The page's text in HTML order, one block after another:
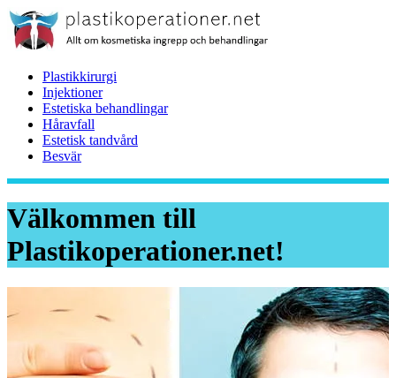
Plastikkirurgi
Injektioner
Estetiska behandlingar
Håravfall
Estetisk tandvård
Besvär
Välkommen till
Plastikoperationer.net!